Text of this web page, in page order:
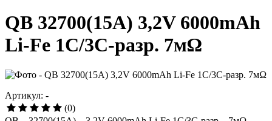
QB 32700(15A) 3,2V 6000mAh
Li-Fe 1C/3C-разр. 7мΩ
Артикул: -
(0)